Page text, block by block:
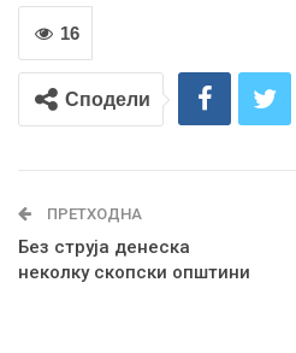
16
Сподели
ПРЕТХОДНА
Без струја денеска
неколку скопски општини